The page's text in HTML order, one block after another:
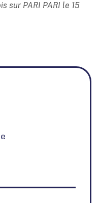
sur PARI PARI le 15